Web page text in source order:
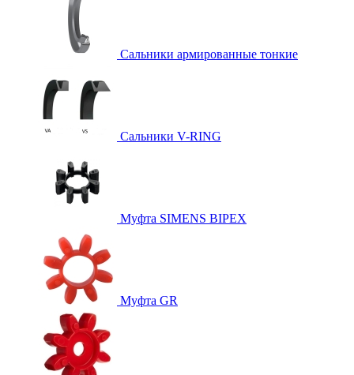
Сальники армированные тонкие
Сальники V-RING
Муфта SIMENS BIPEX
Муфта GR